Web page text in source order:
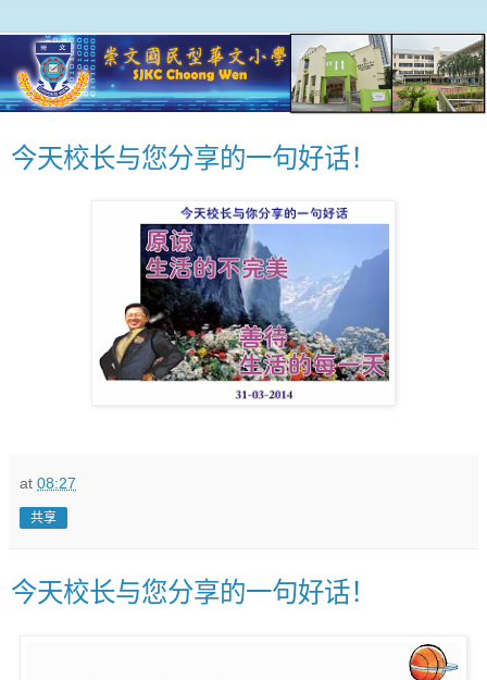
今天校长与您分享的一句好话！
at 08:27
共享
今天校长与您分享的一句好话！